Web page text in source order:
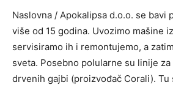
Naslovna / Apokalipsa d.o.o. se bavi
više od 15 godina. Uvozimo mašine
servisiramo ih i remontujemo, a
sveta. Posebno polularne su linije
drvenih gajbi (proizvođač Corali). Tu